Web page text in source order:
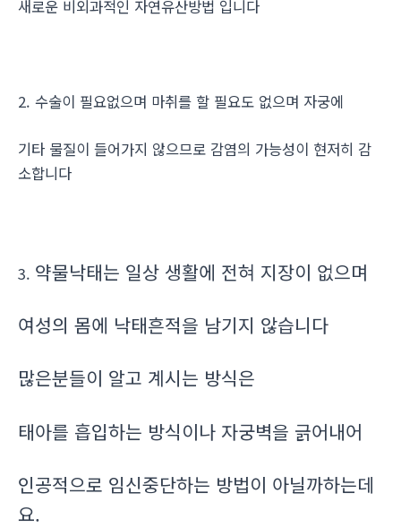
새로운 비외과적인 자연유산방법 입니다
2. 수술이 필요없으며 마취를 할 필요도 없으며 자궁에
기타 물질이 들어가지 않으므로 감염의 가능성이 현저히 감
소합니다
3. 약물낙태는 일상 생활에 전혀 지장이 없으며
여성의 몸에 낙태흔적을 남기지 않습니다
많은분들이 알고 계시는 방식은
태아를 흡입하는 방식이나 자궁벽을 긁어내어
인공적으로 임신중단하는 방법이 아닐까하는데
요.